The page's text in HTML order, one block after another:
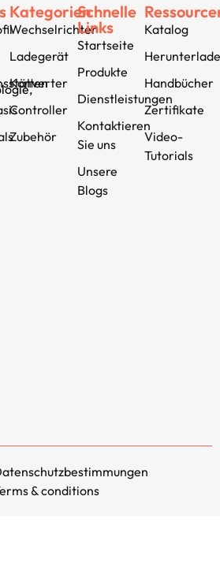
Kategorien
Wechselrichter
Ladegerät
Konverter
Controller
Zubehör
Schnelle
Links
Startseite
Produkte
Dienstleistungen
Kontaktieren
Sie uns
Unsere
Blogs
Katalog
Handbücher
Zertifikate
Video-
Tutorials
& conditions